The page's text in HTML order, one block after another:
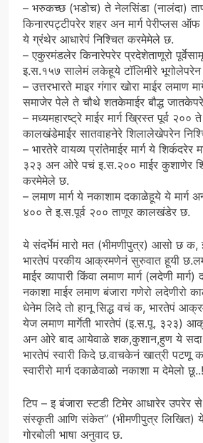
– भरुकच्छ (भडोच) ते नेलसिंडा (नालंदा)
किनारपट्टीपरेर शहर अन मार्ग पेरीप्लस
ये ग्रंथेर आधारेपं निश्चित करमेमेले छ.
– एकुरमंडलेर किनारेपरेर प्रदेशेताणूरो
इ.स.१५७ सालेमं लकेहूये टाॅलिमीरे
– उत्तरभारते माइर गंगार खोरा माईर लमाण
समाजेर पेले ते चौथे शतकेमाईर बौद्ध
– मध्यमहारष्ट्रे माईर मार्ग ख्रिस्त पूर्व २००
कालखंडेमाईर सातवाहनेरे शिलालेखेपरेन
– भारतेरे वायव्य प्रांतेमाईर मार्ग ये शिक॔दरेर
३२३ अन ओरे पचं इ.स.२०० माईर कुशाणेर
करमेमेले छ.
– लमाण मार्ग ये नकाशाम दकाळेहूये ये मार्ग
४०० ते इ.स.पूर्व २०० ताणूर कालखंडेर छ.
ये संदर्भेमं मारो मत (भीमणीपुत्र) आसो छ
भारतेपं परकीय आक्रमणेनं सुरुवात हूयी
माईर व्यापारी किंवा लमाण मार्ग (लदेणी
नकाशा माईर लमाण बंजारा गणेरो लदेणीरो
धेनेम लिदे तो हानू सिद्ध वचं क, भारतेपं
येज लमाण मार्गेती भारतेपं (इ.स.पू. ३२३)
अन ओरे बाद आयेवाळे शक,कुशान,हुण ये सदा
भारतेपं स्वारी किदे छ.वाचकेनं खात्री पटणू
स्वारीरो मार्ग दकाळेवाळो नकाशा म देमेलो छू..!
टिप – इ बंजारा स्टडी टिमेर आधारेर उपरेर से
संस्कृती आणि संकेत” (भीमणीपुत्र लिखित) ये
गोरबोली भाषा अनुवाद छ.